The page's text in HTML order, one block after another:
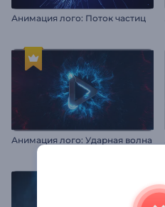
Анимация лого: Поток частиц
Анимация лого: Ударная волна